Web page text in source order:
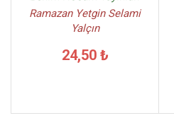
Ramazan Yetgin Selami
Yalçın
24,50 ₺